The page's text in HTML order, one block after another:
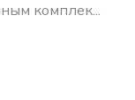
комплек...